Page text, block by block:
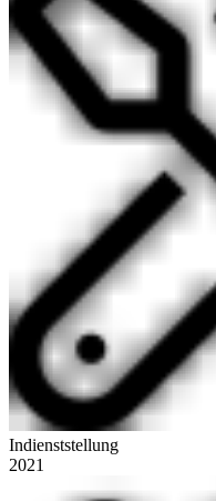
Indienststellung
2021